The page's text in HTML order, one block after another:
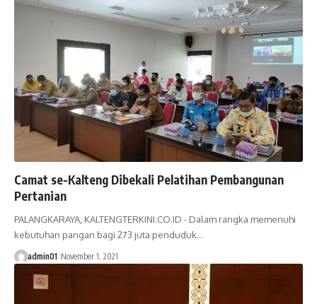
Camat se-Kalteng Dibekali Pelatihan Pembangunan
Pertanian
PALANGKARAYA, KALTENGTERKINI.CO.ID - Dalam rangka memenuhi
kebutuhan pangan bagi 273 juta penduduk…
admin01 November 1, 2021